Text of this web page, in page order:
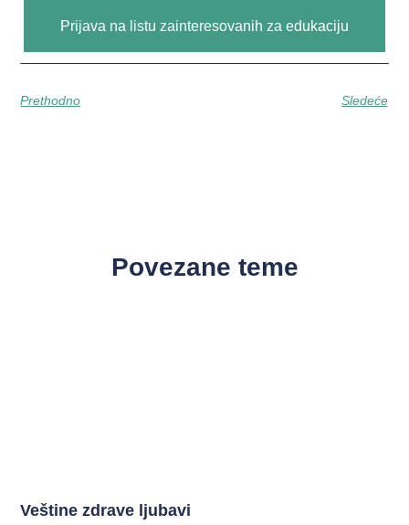
Prijava na listu zainteresovanih za edukaciju
Prethodno Sledeće
Povezane teme
Veštine zdrave ljubavi